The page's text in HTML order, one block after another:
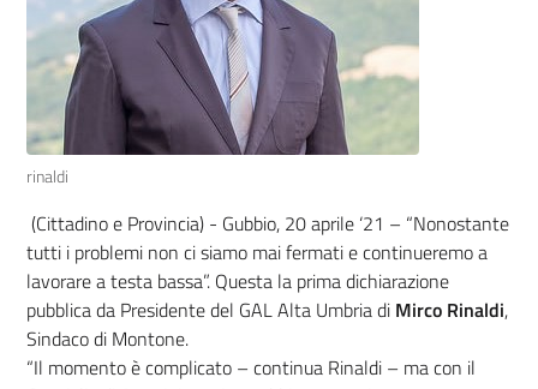
rinaldi
(Cittadino e Provincia) - Gubbio, 20 aprile ‘21 – “Nonostante
tutti i problemi non ci siamo mai fermati e continueremo a
lavorare a testa bassa”. Questa la prima dichiarazione
pubblica da Presidente del GAL Alta Umbria di Mirco Rinaldi,
Sindaco di Montone.
“Il momento è complicato – continua Rinaldi – ma con il